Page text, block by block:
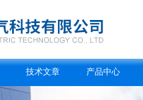
技术文章 产品中心